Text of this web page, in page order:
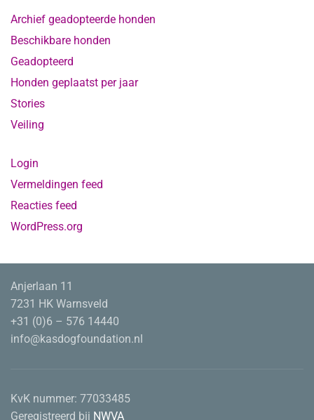
Archief geadopteerde honden
Beschikbare honden
Geadopteerd
Honden geplaatst per jaar
Stories
Veiling
Login
Vermeldingen feed
Reacties feed
WordPress.org
Anjerlaan 11
7231 HK Warnsveld
+31 (0)6 – 576 14440
info@kasdogfoundation.nl
KvK nummer: 77033485
Geregistreerd bij NWVA